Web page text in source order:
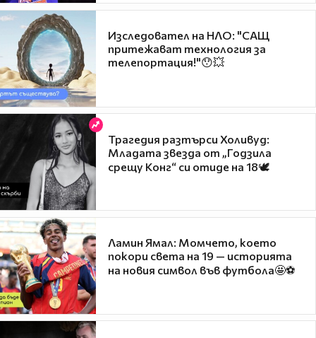
Изследовател на НЛО: "САЩ
притежават технология за
телепортация!"😯💥
Трагедия разтърси Холивуд:
Младата звезда от „Годзила
срещу Конг“ си отиде на 18🕊️
Ламин Ямал: Момчето, което
покори света на 19 — историята
на новия символ във футбола🤩⚽